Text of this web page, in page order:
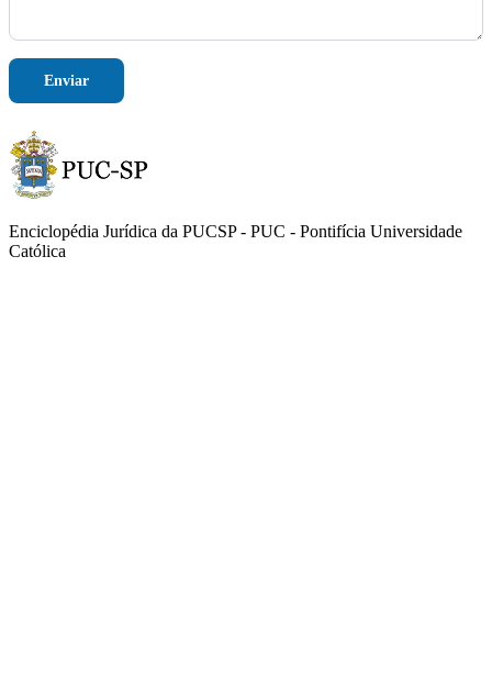
Enviar
Enciclopédia Jurídica da PUCSP - PUC - Pontifícia Universidade
Católica